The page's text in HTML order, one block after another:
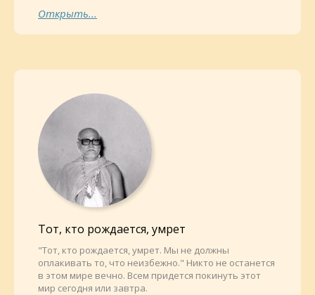
Открыть...
Тот, кто рождается, умрет
"Тот, кто рождается, умрет. Мы не должны
оплакивать то, что неизбежно." Никто не останется
в этом мире вечно. Всем придется покинуть этот
мир сегодня или завтра.